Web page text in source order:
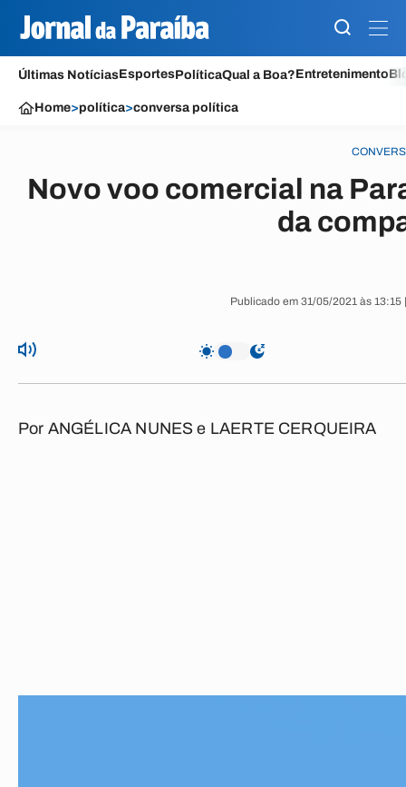
Últimas NotíciasEsportesPolíticaQual a Boa?Entretenimento
Home>política>conversa política
Novo voo comercial na
da
Publicado em 31/05/2021 às
Por ANGÉLICA NUNES e LAERTE CERQUEIRA